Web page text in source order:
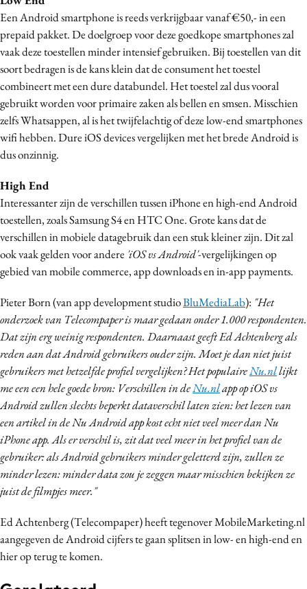
Merkstrategie
PR
Programmatic
Purpose Marketing
Reputatie & crisis
Een Android smartphone is reeds verkrijgbaar vanaf €50,- in een
prepaid pakket. De doelgroep voor deze goedkope smartphones zal
vaak deze toestellen minder intensief gebruiken. Bij toestellen van dit
soort bedragen is de kans klein dat de consument het toestel
combineert met een dure databundel. Het toestel zal dus vooral
gebruikt worden voor primaire zaken als bellen en smsen. Misschien
zelfs Whatsappen, al is het twijfelachtig of deze low-end smartphones
wifi hebben. Dure iOS devices vergelijken met het brede Android is
dus onzinnig.
High End
Interessanter zijn de verschillen tussen iPhone en high-end Android
toestellen, zoals Samsung S4 en HTC One. Grote kans dat de
verschillen in mobiele datagebruik dan een stuk kleiner zijn. Dit zal
ook vaak gelden voor andere 'iOS vs Android'-vergelijkingen op
gebied van mobile commerce, app downloads en in-app payments.
Pieter Born (van app development studioBluMediaLab): "Het
onderzoek van Telecompaper is maar gedaan onder 1.000 respondenten.
Dat zijn erg weinig respondenten. Daarnaast geeft Ed Achtenberg als
reden aan dat Android gebruikers ouder zijn. Moet je dan niet juist
gebruikers met hetzelfde profiel vergelijken? Het populaireNu.nllijkt
me een een hele goede bron: Verschillen in deNu.nlapp op iOS vs
Android zullen slechts beperkt dataverschil laten zien: het lezen van
een artikel in de Nu Android app kost echt niet veel meer dan Nu
iPhone app. Als er verschil is, zit dat veel meer in het profiel van de
gebruiker: als Android gebruikers minder geletterd zijn, zullen ze
minder lezen: minder data zou je zeggen maar misschien bekijken ze
juist de filmpjes meer."
Ed Achtenberg (Telecompaper) heeft tegenover MobileMarketing.nl
aangegeven de Android cijfers te gaan splitsen in low- en high-end en
hier op terug te komen.